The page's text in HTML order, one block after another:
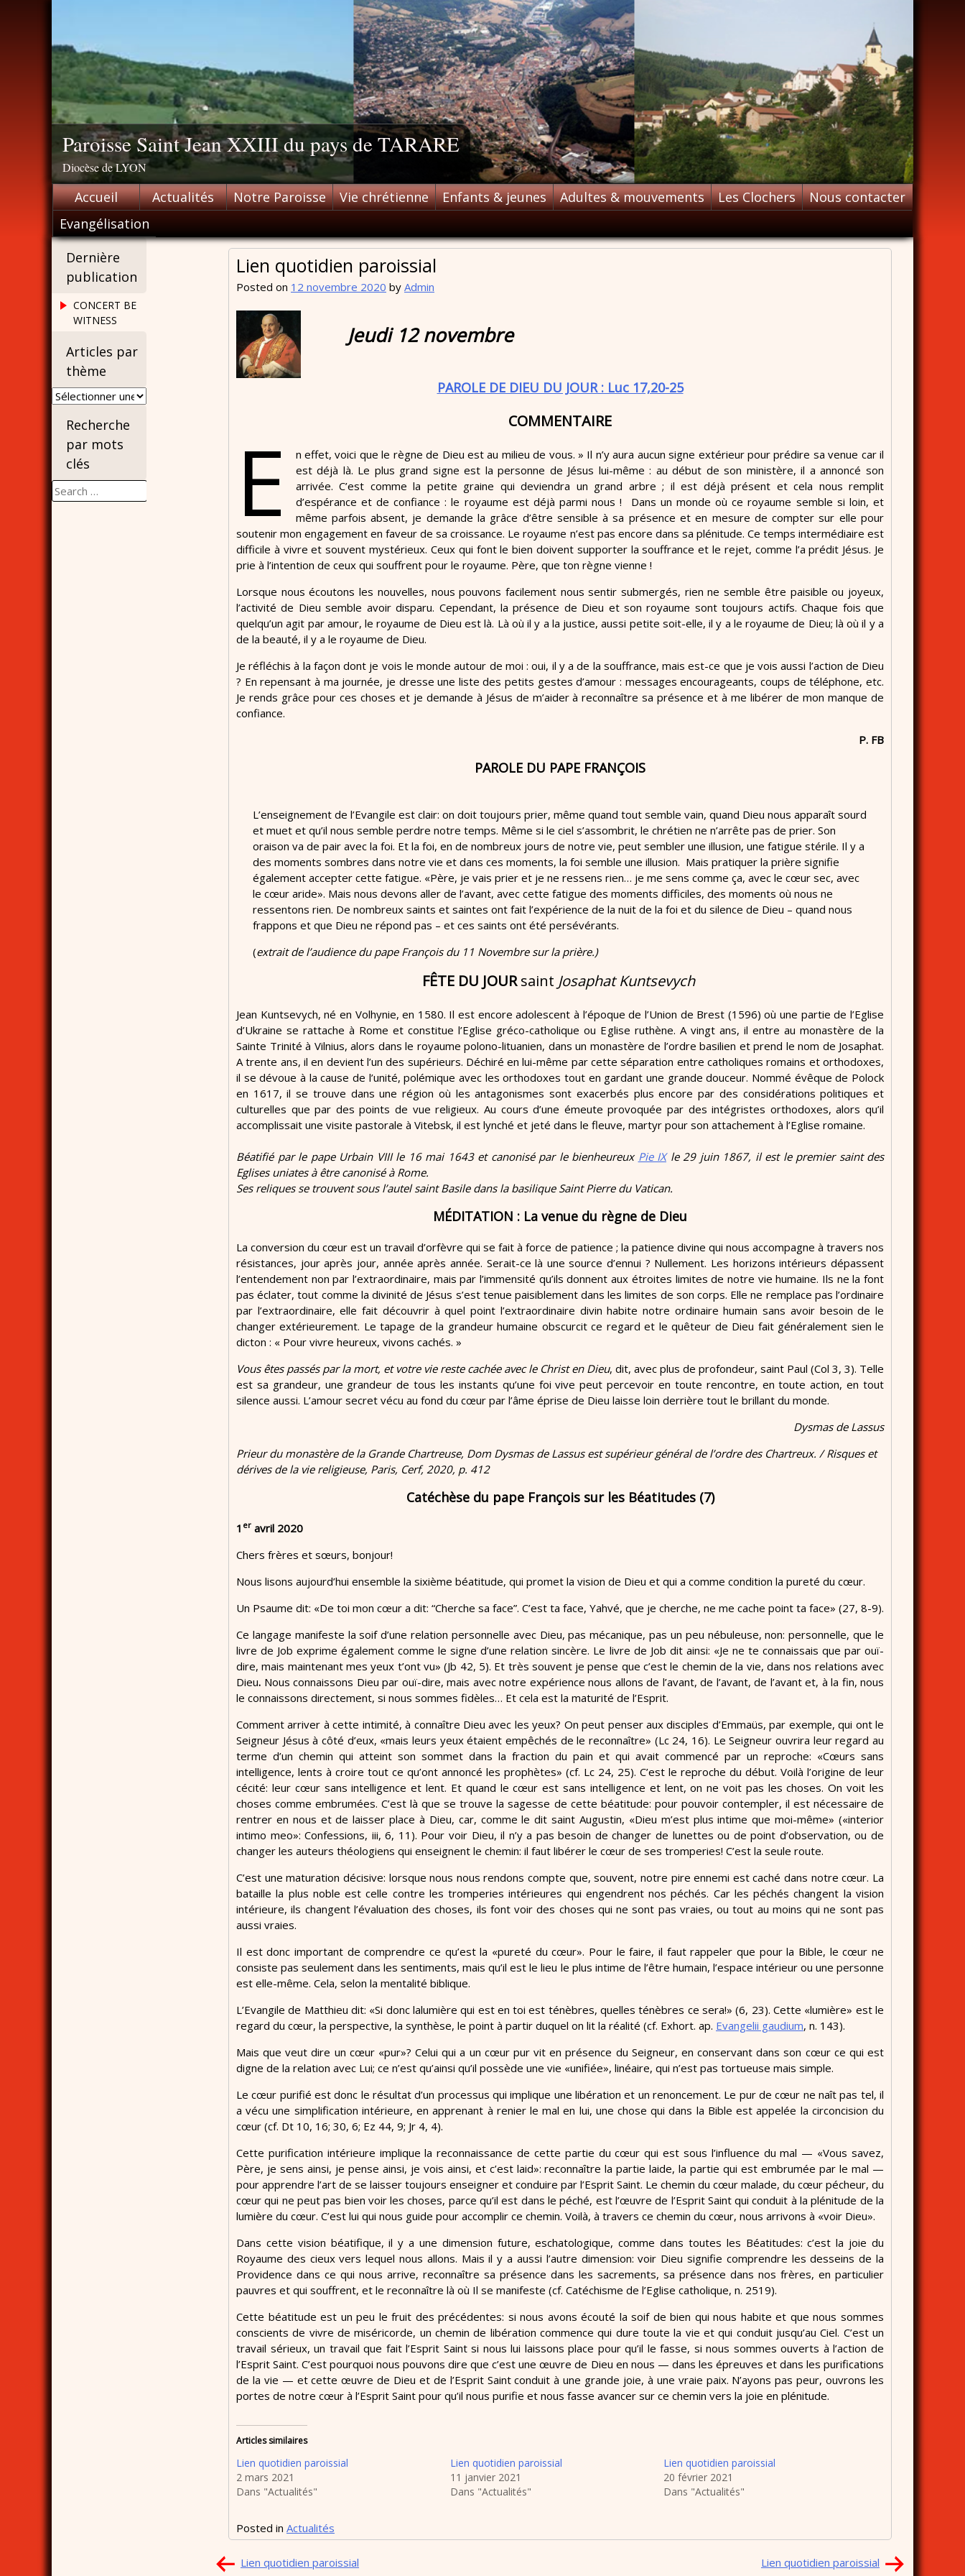
Paroisse Saint Jean XXIII du pays de TARARE
Diocèse de LYON
Accueil Actualités Notre Paroisse Vie chrétienne Enfants & jeunes Adultes & mouvements Les Clochers
Nous contacter
Evangélisation
Lien quotidien paroissial
Posted on 12 novembre 2020 by Admin
Jeudi 12 novembre
PAROLE DE DIEU DU JOUR : Luc 17,20-25
COMMENTAIRE
E
n effet, voici que le règne de Dieu est au milieu de vous. » Il n’y aura aucun signe extérieur pour prédire sa venue car il
est déjà là. Le plus grand signe est la personne de Jésus lui-même : au début de son ministère, il a annoncé son
arrivée. C’est comme la petite graine qui deviendra un grand arbre ; il est déjà présent et cela nous remplit
d’espérance et de confiance : le royaume est déjà parmi nous ! Dans un monde où ce royaume semble si loin, et
même parfois absent, je demande la grâce d’être sensible à sa présence et en mesure de compter sur elle pour
soutenir mon engagement en faveur de sa croissance. Le royaume n’est pas encore dans sa plénitude. Ce temps intermédiaire est
difficile à vivre et souvent mystérieux. Ceux qui font le bien doivent supporter la souffrance et le rejet, comme l’a prédit Jésus. Je
prie à l’intention de ceux qui souffrent pour le royaume. Père, que ton règne vienne !
Lorsque nous écoutons les nouvelles, nous pouvons facilement nous sentir submergés, rien ne semble être paisible ou joyeux,
l’activité de Dieu semble avoir disparu. Cependant, la présence de Dieu et son royaume sont toujours actifs. Chaque fois que
quelqu’un agit par amour, le royaume de Dieu est là. Là où il y a la justice, aussi petite soit-elle, il y a le royaume de Dieu; là où il y a
de la beauté, il y a le royaume de Dieu.
Je réfléchis à la façon dont je vois le monde autour de moi : oui, il y a de la souffrance, mais est-ce que je vois aussi l’action de Dieu
? En repensant à ma journée, je dresse une liste des petits gestes d’amour : messages encourageants, coups de téléphone, etc.
Je rends grâce pour ces choses et je demande à Jésus de m’aider à reconnaître sa présence et à me libérer de mon manque de
confiance.
P. FB
PAROLE DU PAPE FRANÇOIS
L’enseignement de l’Evangile est clair: on doit toujours prier, même quand tout semble vain, quand Dieu nous apparaît sourd
et muet et qu’il nous semble perdre notre temps. Même si le ciel s’assombrit, le chrétien ne n’arrête pas de prier. Son
oraison va de pair avec la foi. Et la foi, en de nombreux jours de notre vie, peut sembler une illusion, une fatigue stérile. Il y a
des moments sombres dans notre vie et dans ces moments, la foi semble une illusion. Mais pratiquer la prière signifie
également accepter cette fatigue. «Père, je vais prier et je ne ressens rien… je me sens comme ça, avec le cœur sec, avec
le cœur aride». Mais nous devons aller de l’avant, avec cette fatigue des moments difficiles, des moments où nous ne
ressentons rien. De nombreux saints et saintes ont fait l’expérience de la nuit de la foi et du silence de Dieu – quand nous
frappons et que Dieu ne répond pas – et ces saints ont été persévérants.
(extrait de l’audience du pape François du 11 Novembre sur la prière.)
FÊTE DU JOURsaint Josaphat Kuntsevych
Jean Kuntsevych, né en Volhynie, en 1580. Il est encore adolescent à l’époque de l’Union de Brest (1596) où une partie de l’Eglise
d’Ukraine se rattache à Rome et constitue l’Eglise gréco-catholique ou Eglise ruthène. A vingt ans, il entre au monastère de la
Sainte Trinité à Vilnius, alors dans le royaume polono-lituanien, dans un monastère de l’ordre basilien et prend le nom de Josaphat.
A trente ans, il en devient l’un des supérieurs. Déchiré en lui-même par cette séparation entre catholiques romains et orthodoxes,
il se dévoue à la cause de l’unité, polémique avec les orthodoxes tout en gardant une grande douceur. Nommé évêque de Polock
en 1617, il se trouve dans une région où les antagonismes sont exacerbés plus encore par des considérations politiques et
culturelles que par des points de vue religieux. Au cours d’une émeute provoquée par des intégristes orthodoxes, alors qu’il
accomplissait une visite pastorale à Vitebsk, il est lynché et jeté dans le fleuve, martyr pour son attachement à l’Eglise romaine.
Béatifié par le pape Urbain VIII le 16 mai 1643 et canonisé par le bienheureux Pie IXle 29 juin 1867, il est le premier saint des
Eglises uniates à être canonisé à Rome.
Ses reliques se trouvent sous l’autel saint Basile dans la basilique Saint Pierre du Vatican.
MÉDITATION : La venue du règne de Dieu
La conversion du cœur est un travail d’orfèvre qui se fait à force de patience ; la patience divine qui nous accompagne à travers nos
résistances, jour après jour, année après année. Serait-ce là une source d’ennui ? Nullement. Les horizons intérieurs dépassent
l’entendement non par l’extraordinaire, mais par l’immensité qu’ils donnent aux étroites limites de notre vie humaine. Ils ne la font
pas éclater, tout comme la divinité de Jésus s’est tenue paisiblement dans les limites de son corps. Elle ne remplace pas l’ordinaire
par l’extraordinaire, elle fait découvrir à quel point l’extraordinaire divin habite notre ordinaire humain sans avoir besoin de le
changer extérieurement. Le tapage de la grandeur humaine obscurcit ce regard et le quêteur de Dieu fait généralement sien le
dicton : « Pour vivre heureux, vivons cachés. »
Vous êtes passés par la mort, et votre vie reste cachée avec le Christ en Dieu, dit, avec plus de profondeur, saint Paul (Col 3, 3). Telle
est sa grandeur, une grandeur de tous les instants qu’une foi vive peut percevoir en toute rencontre, en toute action, en tout
silence aussi. L’amour secret vécu au fond du cœur par l’âme éprise de Dieu laisse loin derrière tout le brillant du monde.
Dysmas de Lassus
Prieur du monastère de la Grande Chartreuse, Dom Dysmas de Lassus est supérieur général de l’ordre des Chartreux. / Risques et
dérives de la vie religieuse, Paris, Cerf, 2020, p. 412
Catéchèse du pape François sur les Béatitudes (7)
1 er avril 2020
Chers frères et sœurs, bonjour!
Nous lisons aujourd’hui ensemble la sixième béatitude, qui promet la vision de Dieu et qui a comme condition la pureté du cœur.
Un Psaume dit: «De toi mon cœur a dit: “Cherche sa face”. C’est ta face, Yahvé, que je cherche, ne me cache point ta face» (27, 8-9).
Ce langage manifeste la soif d’une relation personnelle avec Dieu, pas mécanique, pas un peu nébuleuse, non: personnelle, que le
livre de Job exprime également comme le signe d’une relation sincère. Le livre de Job dit ainsi: «Je ne te connaissais que par ouï-
dire, mais maintenant mes yeux t’ont vu» (Jb 42, 5). Et très souvent je pense que c’est le chemin de la vie, dans nos relations avec
Dieu. Nous connaissons Dieu par ouï-dire, mais avec notre expérience nous allons de l’avant, de l’avant, de l’avant et, à la fin, nous
le connaissons directement, si nous sommes fidèles… Et cela est la maturité de l’Esprit.
Comment arriver à cette intimité, à connaître Dieu avec les yeux? On peut penser aux disciples d’Emmaüs, par exemple, qui ont le
Seigneur Jésus à côté d’eux, «mais leurs yeux étaient empêchés de le reconnaître» (Lc 24, 16). Le Seigneur ouvrira leur regard au
terme d’un chemin qui atteint son sommet dans la fraction du pain et qui avait commencé par un reproche: «Cœurs sans
intelligence, lents à croire tout ce qu’ont annoncé les prophètes» (cf. Lc 24, 25). C’est le reproche du début. Voilà l’origine de leur
cécité: leur cœur sans intelligence et lent. Et quand le cœur est sans intelligence et lent, on ne voit pas les choses. On voit les
choses comme embrumées. C’est là que se trouve la sagesse de cette béatitude: pour pouvoir contempler, il est nécessaire de
rentrer en nous et de laisser place à Dieu, car, comme le dit saint Augustin, «Dieu m’est plus intime que moi-même» («interior
intimo meo»: Confessions, iii, 6, 11). Pour voir Dieu, il n’y a pas besoin de changer de lunettes ou de point d’observation, ou de
changer les auteurs théologiens qui enseignent le chemin: il faut libérer le cœur de ses tromperies! C’est la seule route.
C’est une maturation décisive: lorsque nous nous rendons compte que, souvent, notre pire ennemi est caché dans notre cœur. La
bataille la plus noble est celle contre les tromperies intérieures qui engendrent nos péchés. Car les péchés changent la vision
intérieure, ils changent l’évaluation des choses, ils font voir des choses qui ne sont pas vraies, ou tout au moins qui ne sont pas
aussi vraies.
Il est donc important de comprendre ce qu’est la «pureté du cœur». Pour le faire, il faut rappeler que pour la Bible, le cœur ne
consiste pas seulement dans les sentiments, mais qu’il est le lieu le plus intime de l’être humain, l’espace intérieur ou une personne
est elle-même. Cela, selon la mentalité biblique.
L’Evangile de Matthieu dit: «Si donc lalumière qui est en toi est ténèbres, quelles ténèbres ce sera!» (6, 23). Cette «lumière» est le
regard du cœur, la perspective, la synthèse, le point à partir duquel on lit la réalité (cf. Exhort. ap. Evangelii gaudium, n. 143).
Mais que veut dire un cœur «pur»? Celui qui a un cœur pur vit en présence du Seigneur, en conservant dans son cœur ce qui est
digne de la relation avec Lui; ce n’est qu’ainsi qu’il possède une vie «unifiée», linéaire, qui n’est pas tortueuse mais simple.
Le cœur purifié est donc le résultat d’un processus qui implique une libération et un renoncement. Le pur de cœur ne naît pas tel, il
a vécu une simplification intérieure, en apprenant à renier le mal en lui, une chose qui dans la Bible est appelée la circoncision du
cœur (cf. Dt 10, 16; 30, 6; Ez 44, 9; Jr 4, 4).
Cette purification intérieure implique la reconnaissance de cette partie du cœur qui est sous l’influence du mal — «Vous savez,
Père, je sens ainsi, je pense ainsi, je vois ainsi, et c’est laid»: reconnaître la partie laide, la partie qui est embrumée par le mal —
pour apprendre l’art de se laisser toujours enseigner et conduire par l’Esprit Saint. Le chemin du cœur malade, du cœur pécheur, du
cœur qui ne peut pas bien voir les choses, parce qu’il est dans le péché, est l’œuvre de l’Esprit Saint qui conduit à la plénitude de la
lumière du cœur. C’est lui qui nous guide pour accomplir ce chemin. Voilà, à travers ce chemin du cœur, nous arrivons à «voir Dieu».
Dans cette vision béatifique, il y a une dimension future, eschatologique, comme dans toutes les Béatitudes: c’est la joie du
Royaume des cieux vers lequel nous allons. Mais il y a aussi l’autre dimension: voir Dieu signifie comprendre les desseins de la
Providence dans ce qui nous arrive, reconnaître sa présence dans les sacrements, sa présence dans nos frères, en particulier
pauvres et qui souffrent, et le reconnaître là où Il se manifeste (cf. Catéchisme de l’Eglise catholique, n. 2519).
Cette béatitude est un peu le fruit des précédentes: si nous avons écouté la soif de bien qui nous habite et que nous sommes
conscients de vivre de miséricorde, un chemin de libération commence qui dure toute la vie et qui conduit jusqu’au Ciel. C’est un
travail sérieux, un travail que fait l’Esprit Saint si nous lui laissons place pour qu’il le fasse, si nous sommes ouverts à l’action de
l’Esprit Saint. C’est pourquoi nous pouvons dire que c’est une œuvre de Dieu en nous — dans les épreuves et dans les purifications
de la vie — et cette œuvre de Dieu et de l’Esprit Saint conduit à une grande joie, à une vraie paix. N’ayons pas peur, ouvrons les
portes de notre cœur à l’Esprit Saint pour qu’il nous purifie et nous fasse avancer sur ce chemin vers la joie en plénitude.
Articles similaires
Lien quotidien paroissial
2 mars 2021
Dans "Actualités"
Lien quotidien paroissial
11 janvier 2021
Dans "Actualités"
Lien quotidien paroissial
20 février 2021
Dans "Actualités"
Posted in Actualités
Navigation
Lien quotidien paroissial Lien quotidien paroissial
Dernière
publication
CONCERT BE
WITNESS
Articles par
thème
Articles
thème
Recherche
par mots
clés
Search
for: